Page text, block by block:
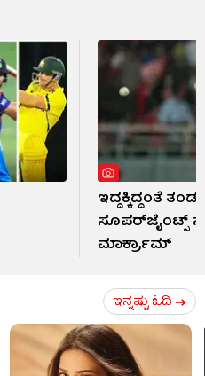
ಇದ್ದಕ್ಕಿದ್ದಂತೆ
ಸೂಪರ್‌ಜೈಂಟ್ಸ್
ಮಾರ್ಕ್ರಾಮ್
ಇನ್ನಷ್ಟು ಓದಿ